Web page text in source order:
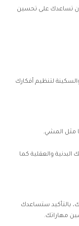
أن تساعدك على تحسين
لتنظيم أفكارك
مثل المشي.
البدنية والعقلية كما
بالتأكيد ستساعدك
مهاراتك.